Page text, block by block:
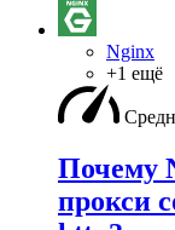
Nginx
+1 ещё
Почему
прокси